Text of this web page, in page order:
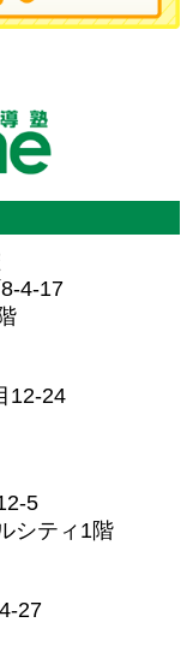
4-17
12-24
5
シティ1階
27